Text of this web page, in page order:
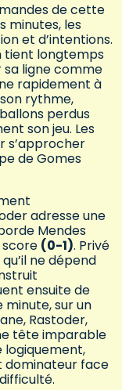
de cette
minutes, les
et d’intentions.
tient longtemps
sa ligne comme
rapidement à
rythme,
perdus
son jeu. Les
s’approcher
de Gomes
adresse une
Mendes
score (0-1). Privé
ne dépend
ensuite de
sur un
Rastoder,
tête imparable
logiquement,
dominateur face